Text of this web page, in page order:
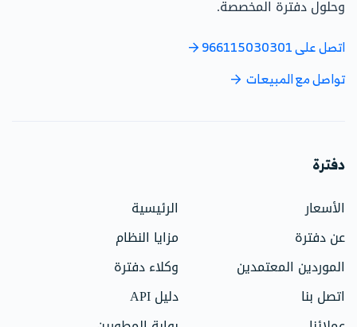
وحلول دفترة المخصصة.
اتصل على 966115030301
تواصل مع المبيعات
دفترة
الأسعار
الرئيسية
عن دفترة
مزايا النظام
الموردين المعتمدين
وكلاء دفترة
اتصل بنا
دليل API